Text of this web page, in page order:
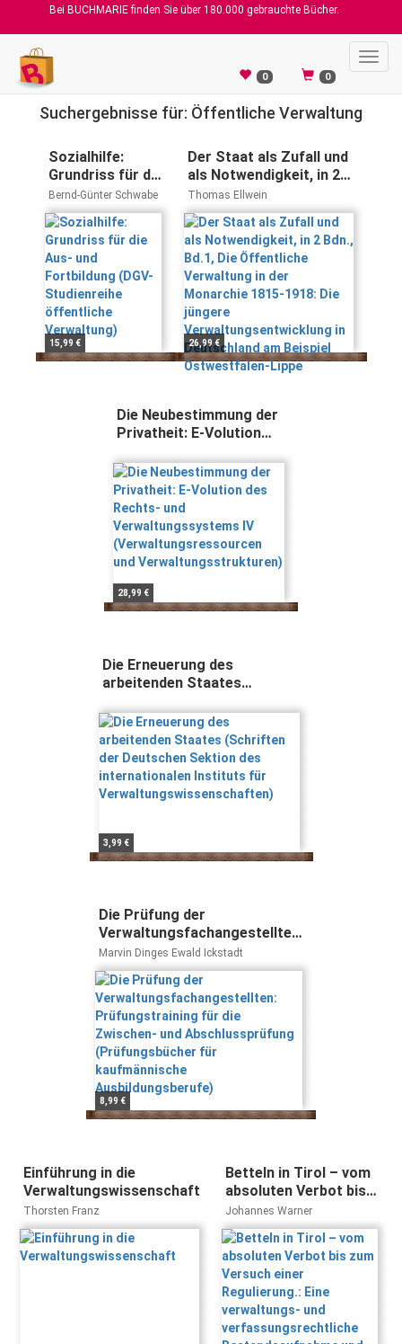
Bei BUCHMARIE finden Sie über 180.000 gebrauchte Bücher.
0 0
Suchergebnisse für: Öffentliche Verwaltung
Sozialhilfe:
Grundriss für die
Aus- und
Fortbildung
(DGV-
Studienreihe
öffentliche
Verwaltung)
Bernd-Günter Schwabe
15,99 €
Der Staat als Zufall und
als Notwendigkeit, in 2
Bdn., Bd.1, Die
Öffentliche Verwaltung
in der Monarchie 1815-
1918: Die jüngere
Verwaltungsentwicklung
in Deutschland am
Beispiel Ostwestfalen-
Lippe
Thomas Ellwein
26,99 €
Die Neubestimmung der
Privatheit: E-Volution
Verwaltungssystems IV
(Verwaltungsressourcen
und
Verwaltungsstrukturen)
28,99 €
Die Erneuerung des
arbeitenden Staates
Sektion des internationalen
Instituts für
Verwaltungswissenschaften)
3,99 €
Die Prüfung der
Verwaltungsfachangestellten:
Prüfungstraining für die
Zwischen- und
Abschlussprüfung
(Prüfungsbücher für
kaufmännische
Ausbildungsberufe)
Marvin Dinges Ewald Ickstadt
8,99 €
Einführung in die
Verwaltungswissenschaft
Thorsten Franz
Betteln in Tirol – vom
absoluten Verbot bis
zum Versuch einer
Regulierung.: Eine
verwaltungs- und
verfassungsrechtliche
Bestandsaufnahme
und Analyse.“
(Schriftenreihe
Verwaltungsrecht)
Johannes Warner